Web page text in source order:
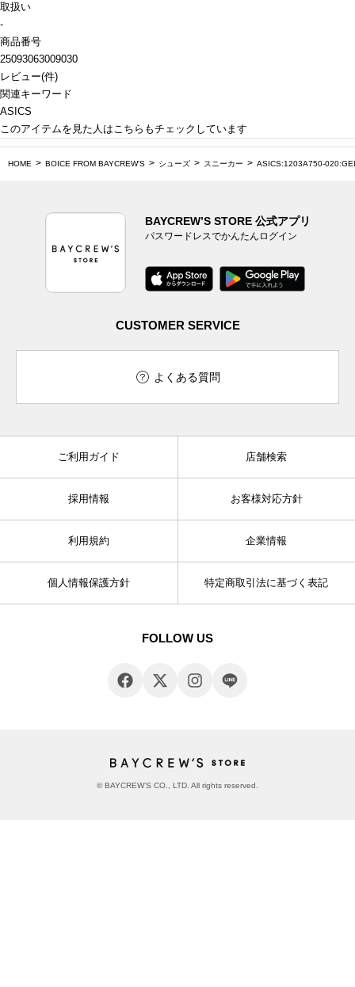
取扱い
-
商品番号
25093063009030
レビュー(件)
関連キーワード
ASICS
このアイテムを見た人はこちらもチェックしています
HOME BOICE FROM BAYCREW'S シューズ スニーカー ASICS:1203A750-
BAYCREW’S STORE 公式アプリ
パスワードレスでかんたんログイン
CUSTOMER SERVICE
よくある質問
ご利用ガイド 店舗検索
採用情報 お客様対応方針
利用規約 企業情報
個人情報保護方針 特定商取引法に基づく表記
FOLLOW US
© BAYCREW’S CO., LTD. All rights reserved.